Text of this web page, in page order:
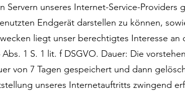
unseres Internet-Service-Providers
Endgerät darstellen zu können,
liegt unser berechtigtes Interesse an
1 S. 1 lit. f DSGVO. Dauer: Die
von 7 Tagen gespeichert und dann
unseres Internetauftritts zwingend